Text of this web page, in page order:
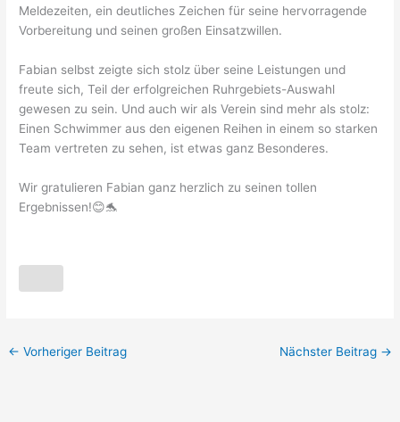
Meldezeiten, ein deutliches Zeichen für seine hervorragende
Vorbereitung und seinen großen Einsatzwillen.
Fabian selbst zeigte sich stolz über seine Leistungen und
freute sich, Teil der erfolgreichen Ruhrgebiets-Auswahl
gewesen zu sein. Und auch wir als Verein sind mehr als stolz:
Einen Schwimmer aus den eigenen Reihen in einem so starken
Team vertreten zu sehen, ist etwas ganz Besonderes.
Wir gratulieren Fabian ganz herzlich zu seinen tollen
Ergebnissen!😊🐬
← Vorheriger Beitrag Nächster Beitrag →